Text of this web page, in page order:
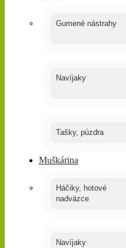
Gumené nástrahy
Navíjaky
Tašky, púzdra
Muškárina
Háčiky, hotové
nadväzce
Navíjaky